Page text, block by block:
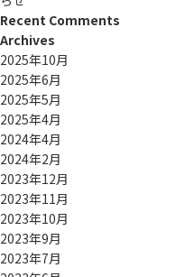
Recent Comments
Archives
2025年10月
2025年6月
2025年5月
2025年4月
2024年4月
2024年2月
2023年12月
2023年11月
2023年10月
2023年9月
2023年7月